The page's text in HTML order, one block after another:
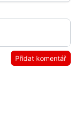
Přidat komentář